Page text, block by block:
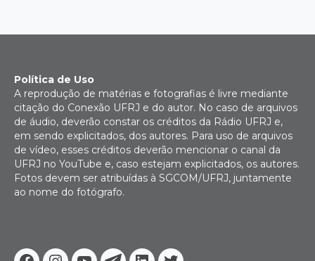
Política de Uso
A reprodução de matérias e fotografias é livre mediante
citação do Conexão UFRJ e do autor. No caso de arquivos
de áudio, deverão constar os créditos da Rádio UFRJ e,
em sendo explicitados, dos autores. Para uso de arquivos
de vídeo, esses créditos deverão mencionar o canal da
UFRJ no YouTube e, caso estejam explicitados, os autores.
Fotos devem ser atribuídas à SGCOM/UFRJ, juntamente
ao nome do fotógrafo.